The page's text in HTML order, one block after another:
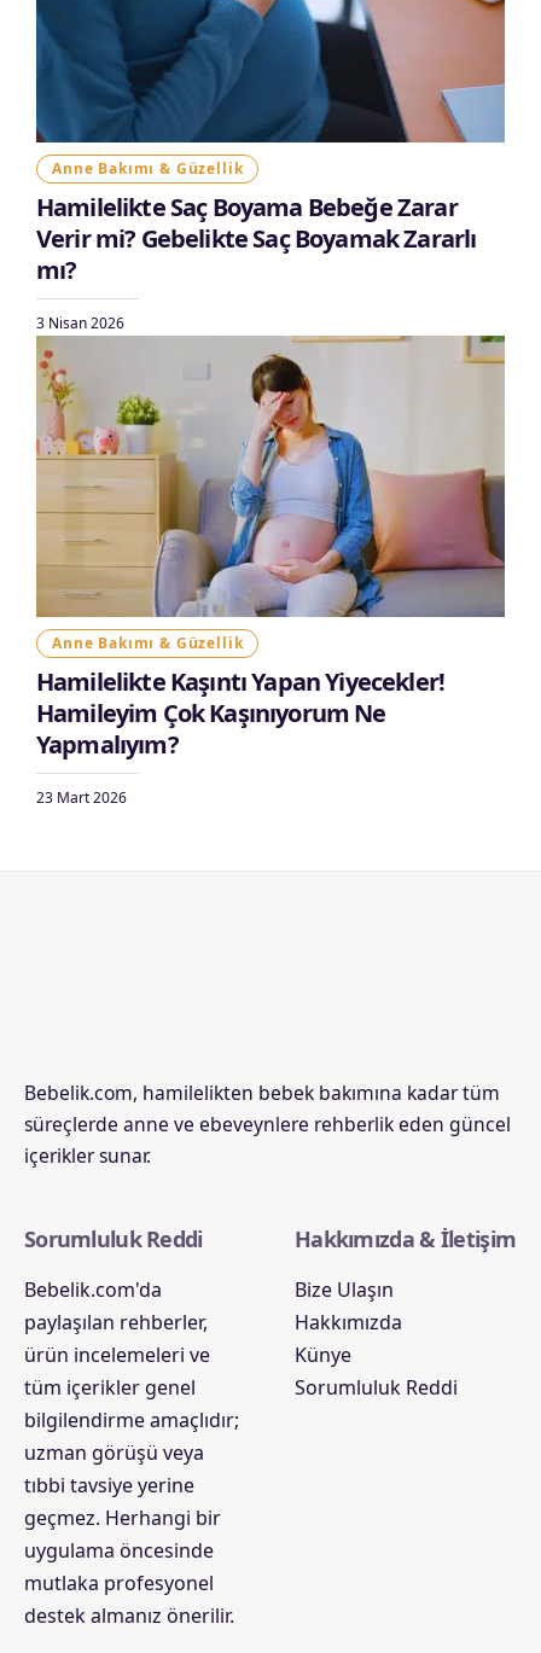
Anne Bakımı & Güzellik
Hamilelikte Saç Boyama Bebeğe Zarar
Verir mi? Gebelikte Saç Boyamak Zararlı
mı?
3 Nisan 2026
Anne Bakımı & Güzellik
Hamilelikte Kaşıntı Yapan Yiyecekler!
Hamileyim Çok Kaşınıyorum Ne
Yapmalıyım?
23 Mart 2026
Bebelik.com, hamilelikten bebek bakımına kadar tüm
süreçlerde anne ve ebeveynlere rehberlik eden güncel
içerikler sunar.
Sorumluluk Reddi
Bebelik.com'da
paylaşılan rehberler,
ürün incelemeleri ve
tüm içerikler genel
bilgilendirme amaçlıdır;
uzman görüşü veya
tıbbi tavsiye yerine
geçmez. Herhangi bir
uygulama öncesinde
mutlaka profesyonel
destek almanız önerilir.
Hakkımızda & İletişim
Bize Ulaşın
Hakkımızda
Künye
Sorumluluk Reddi